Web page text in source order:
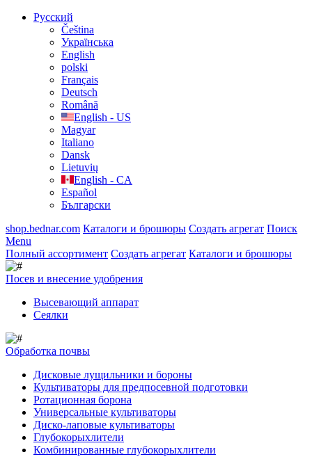
Русский
Čeština
Українська
English
polski
Français
Deutsch
Română
English - US
Magyar
Italiano
Dansk
Lietuvių
English - CA
Español
Български
shop.bednar.com Каталоги и брошюры Создать агрегат Поиск
Menu
Полный ассортимент Создать агрегат Каталоги и брошюры
Посев и внесение удобрения
Высевающий аппарат
Сеялки
Обработка почвы
Дисковые лущильники и бороны
Культиваторы для предпосевной подготовки
Ротационная борона
Универсальные культиваторы
Диско-лаповые культиваторы
Глубокорыхлители
Комбинированные глубокорыхлители